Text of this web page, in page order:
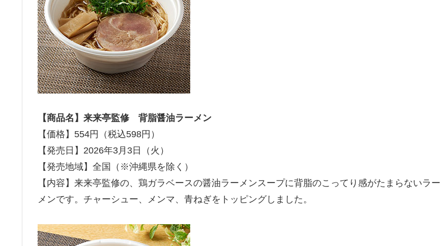
【商品名】来来亭監修 背脂醤油ラーメン
【価格】554円（税込598円）
【発売日】2026年3月3日（火）
【発売地域】全国（※沖縄県を除く）
【内容】来来亭監修の、鶏ガラベースの醤油ラーメンスープに背脂のこってり感がたまらないラー
メンです。チャーシュー、メンマ、青ねぎをトッピングしました。